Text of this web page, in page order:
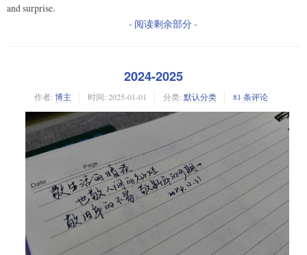
and surprise.
- 阅读剩余部分 -
2024-2025
作者: 博主 时间: 2025-01-01 分类: 默认分类 81 条评论